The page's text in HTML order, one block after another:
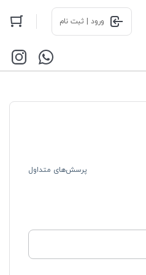
ورود | ثبت نام
پرسش‌های متداول